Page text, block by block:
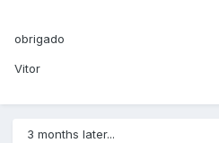
obrigado
Vitor
3 months later...